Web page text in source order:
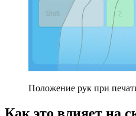
Положение рук при
Как это влияет на